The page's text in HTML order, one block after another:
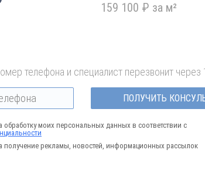
159 100 ₽ за м²
телефона и специалист перезвонит через
ПОЛУЧИТЬ
обработку моих персональных данных в соответствии с
получение рекламы, новостей, информационных рассылок